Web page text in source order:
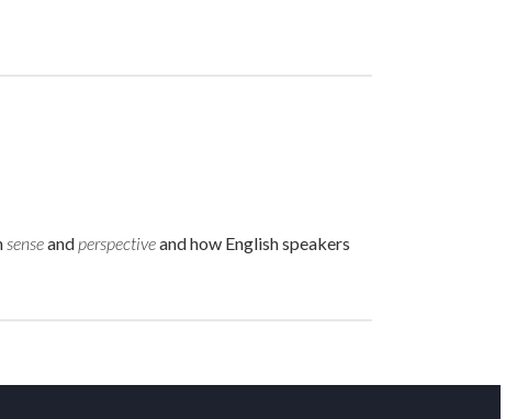
senseand perspectiveand how English speakers